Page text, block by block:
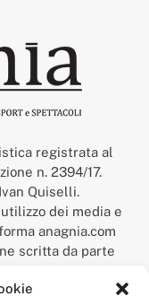
registrata al
n. 2394/17.
Quiselli.
dei media e
anagnia.com
scritta da parte
l’Ufficio Italiano